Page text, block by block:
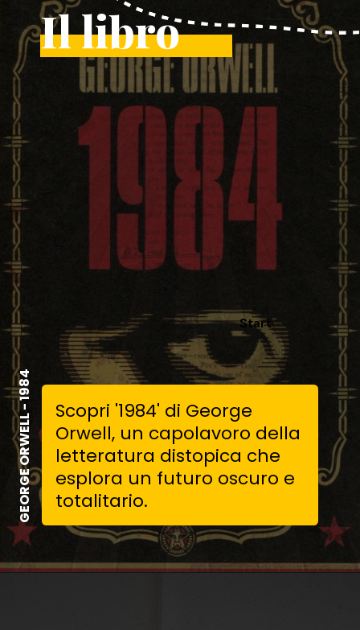
Il libro
Start
Scopri '1984' di George
Orwell, un capolavoro della
letteratura distopica che
esplora un futuro oscuro e
totalitario.
GEORGE ORWELL - 1984